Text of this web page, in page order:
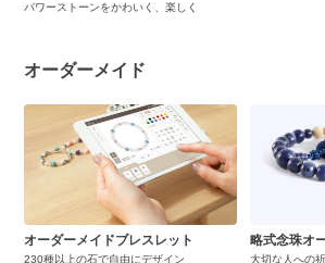
パワーストーンをかわいく、楽しく
オーダーメイド
オーダーメイドブレスレット
230種以上の石で自由にデザイン
略式念珠オ
大切な人への